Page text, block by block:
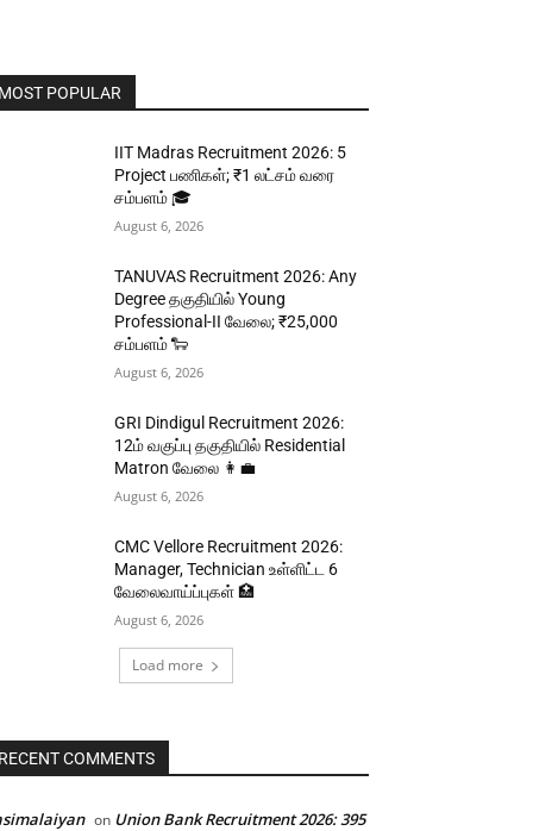
MOST POPULAR
IIT Madras Recruitment 2026: 5
Project பணிகள்; ₹1 லட்சம் வரை
சம்பளம் 🎓
August 6, 2026
TANUVAS Recruitment 2026: Any
Degree தகுதியில் Young
Professional-II வேலை; ₹25,000
சம்பளம் 🐑
August 6, 2026
GRI Dindigul Recruitment 2026:
12ம் வகுப்பு தகுதியில் Residential
Matron வேலை 👩‍💼
August 6, 2026
CMC Vellore Recruitment 2026:
Manager, Technician உள்ளிட்ட 6
வேலைவாய்ப்புகள் 🏥
August 6, 2026
Load more
RECENT COMMENTS
on Union Bank Recruitment 2026: 395